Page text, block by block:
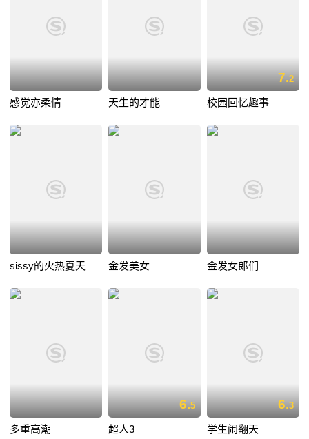
感觉亦柔情 天生的才能
7.2
校园回忆趣事
sissy的火热夏天 金发美女 金发女郎们
多重高潮
6.5
超人3
6.3
学生闹翻天